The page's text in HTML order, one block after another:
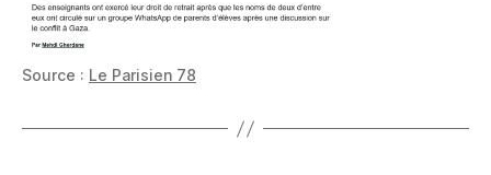
Source : Le Parisien 78